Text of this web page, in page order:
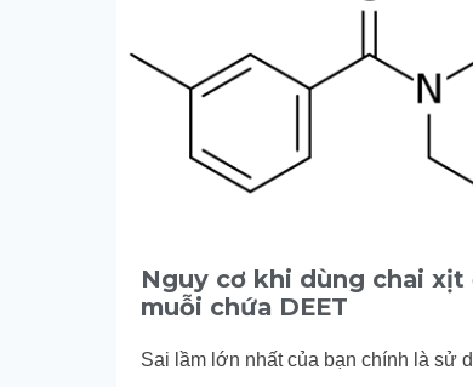
Nguy cơ khi dùng chai xịt
muỗi chứa DEET
Sai lầm lớn nhất của bạn chính là sử